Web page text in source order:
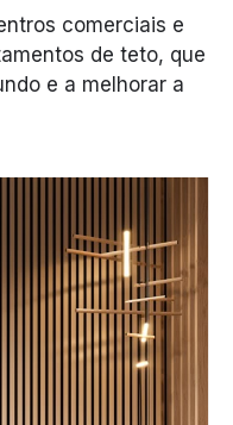
comerciais e
de teto, que
e a melhorar a